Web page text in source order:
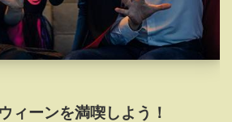
ィーンを満喫しよう！